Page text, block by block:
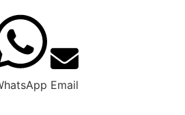
Email